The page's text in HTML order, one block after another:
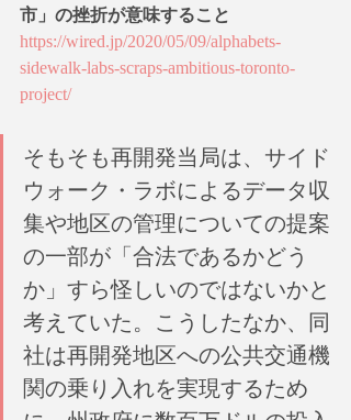
市」の挫折が意味すること
https://wired.jp/2020/05/09/alphabets-
sidewalk-labs-scraps-ambitious-toronto-
project/
そもそも再開発当局は、サイド
ウォーク・ラボによるデータ収
集や地区の管理についての提案
の一部が「合法であるかどう
か」すら怪しいのではないかと
考えていた。こうしたなか、同
社は再開発地区への公共交通機
関の乗り入れを実現するため